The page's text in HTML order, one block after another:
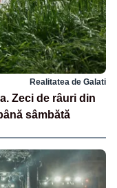
Realitatea de Galati
Zeci de râuri din
sâmbătă